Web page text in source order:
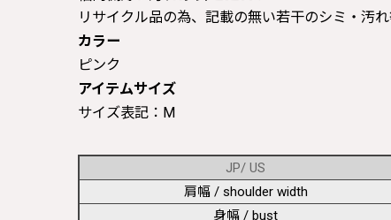
リサイクル品の為、記載の無い若干のシミ・汚
カラー
ピンク
アイテムサイズ
サイズ表記：M
JP/ US
肩幅 / shoulder width
身幅 / bust